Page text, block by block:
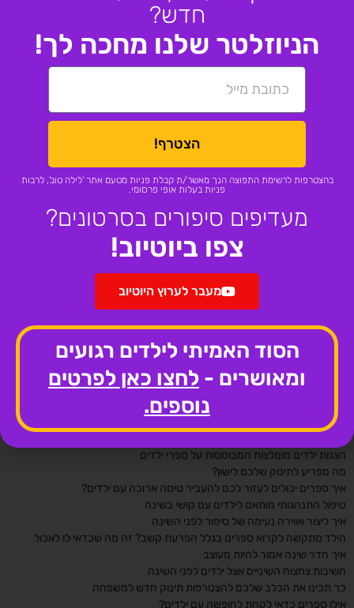
תנאי שימוש
מדיניות פרטיות
הצהרת נגישות
לילה טוב – סיפור לפני השינה
סיפורים לילדים
סיפורים לגיל הרך
פוסטים בבלוג
אילו סוגי יצירה עוזרים להתפתחות הילד?
סימנים לכך שיתכן וילדכם זקוק לסיוע רגשי
הצגות ילדים מומלצות המבוססות על ספרי ילדים
מה מפריע לתינוק שלכם לישון?
איך ספרים יכולים לעזור לכם להעביר טיסה ארוכה עם ילדים?
טיפול התנהגותי מותאם לילדים עם קושי בשינה
איך ליצור אווירה נעימה של סיפור לפני השינה
הילד מתקשה לקרוא ספרים בגלל הפרעת קשב? זה מה שכדאי לו לאכול
איך חדר שינה אמור להיות מעוצב
חשיבות צחצוח השיניים אצל ילדים לפני השינה
כך תכינו את הכלב שלכם להצטרפות תינוק חדש למשפחה
אילו ספרים כדאי לקחת לחופשה עם ילדים?
חדש?
הניוזלטר שלנו מחכה לך!
הצטרף!
בהצטרפות לרשימת התפוצה הנך מאשר/ת קבלת פניות מטעם אתר 'לילה טוב', לרבות
פניות בעלות אופי פרסומי.
מעדיפים סיפורים בסרטונים?
צפו ביוטיוב!
מעבר לערוץ היוטיוב
הסוד האמיתי לילדים רגועים
ומאושרים - לחצו כאן לפרטים
נוספים.